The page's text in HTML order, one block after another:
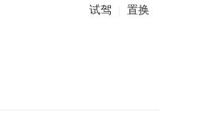
试驾 置换